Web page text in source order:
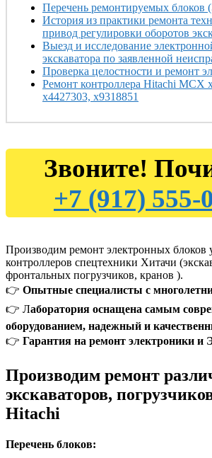
Перечень ремонтируемых блоков
История из практики ремонта
привод регулировки оборотов
Выезд и исследование
экскаватора по заявленной
Проверка целостности и ремонт
Ремонт контроллера Hitachi MCX
x4427303, x9318851
Звоните!
+7 (917) 555-
Производим ремонт электронных блоков
контроллеров спецтехники Хитачи
фронтальных погрузчиков, кранов ).
👉 Опытные специалисты с
👉 Лаборатория оснащена самым
оборудованием, надежный и
👉 Гарантия на ремонт электроники и
Производим ремонт
экскаваторов,
Hitachi
Перечень блоков: